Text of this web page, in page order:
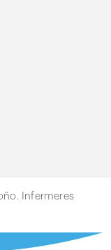
Infermeres